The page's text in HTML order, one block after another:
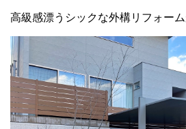
高級感漂うシックな外構リフォーム